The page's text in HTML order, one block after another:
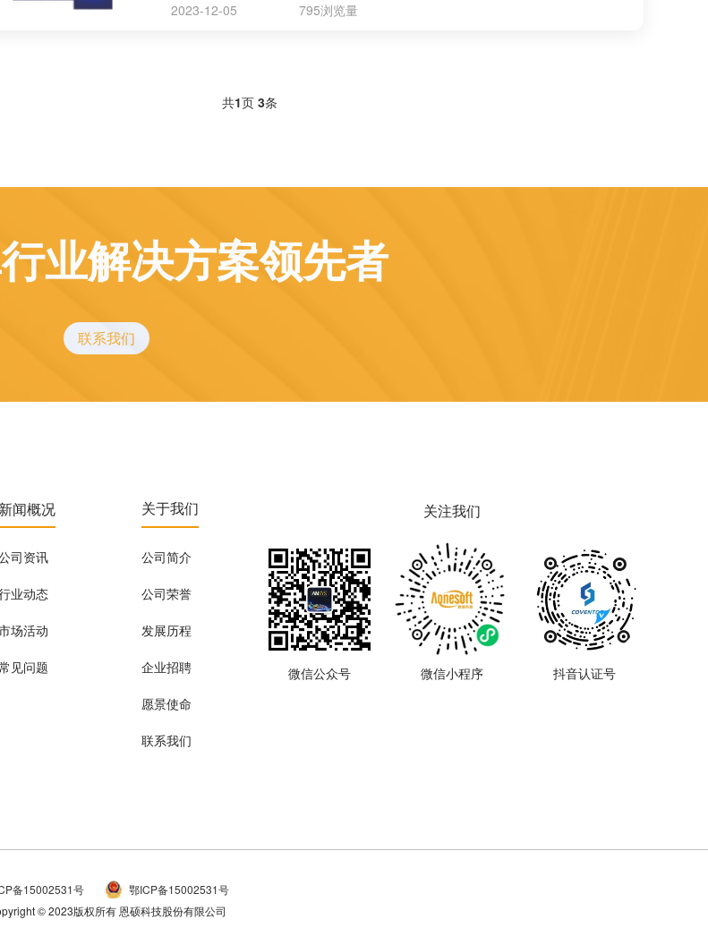
2023-12-05 795浏览量
共1页 3条
业解决方案领先者
联系我们
新闻概况
司资讯
业动态
场活动
见问题
关于我们
公司简介
公司荣誉
发展历程
企业招聘
愿景使命
联系我们
微信公众号
关注我们
微信小程序 抖音认证号
备15002531号
鄂ICP备15002531号
© 2023版权所有 恩硕科技股份有限公司